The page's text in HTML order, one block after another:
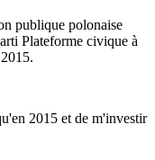
publique polonaise
Plateforme civique à
2015 et de m'investir